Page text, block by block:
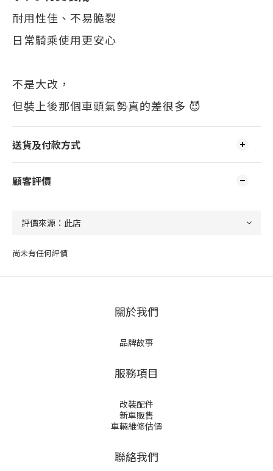
耐用性佳、不易脆裂
日常騎乘使用更安心
不是大改，
但裝上後那個車頭氣勢真的差很多 😈
送貨及付款方式
顧客評價
尚未有任何評價
關於我們
品牌故事
服務項目
改裝配件
新車販售
車輛維修估價
聯絡我們